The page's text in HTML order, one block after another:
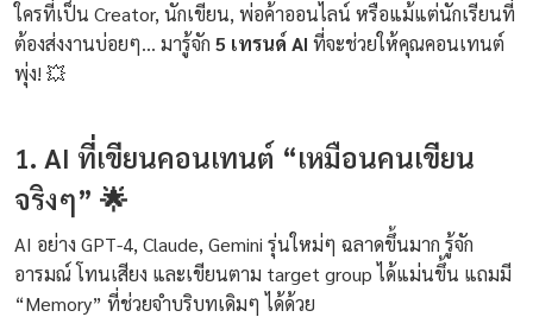
ใครที่เป็น Creator, นักเขียน, พ่อค้าออนไลน์ หรือแม้แต่นักเรียนที่
ต้องส่งงานบ่อยๆ... มารู้จัก 5 เทรนด์ AI ที่จะช่วยให้คุณคอนเทนต์
พุ่ง! 💥
1. AI ที่เขียนคอนเทนต์ “เหมือนคนเขียน
จริงๆ” 🌟
AI อย่าง GPT-4, Claude, Gemini รุ่นใหม่ๆ ฉลาดขึ้นมาก รู้จัก
อารมณ์ โทนเสียง และเขียนตาม target group ได้แม่นขึ้น แถมมี
“Memory” ที่ช่วยจำบริบทเดิมๆ ได้ด้วย